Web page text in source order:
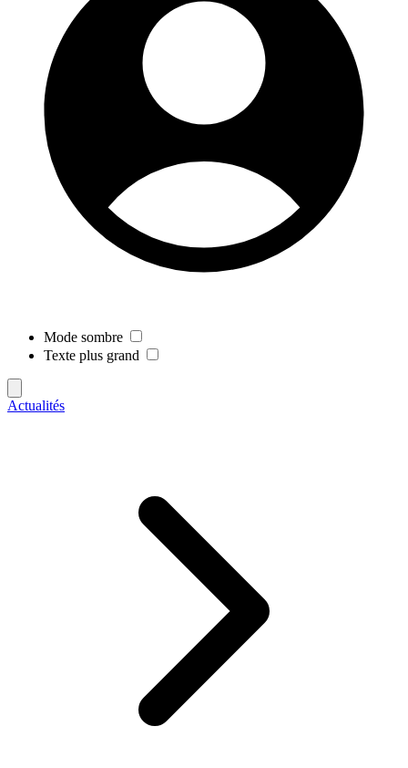
Mode sombre
Texte plus grand
Actualités